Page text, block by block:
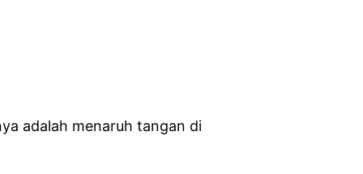
adalah menaruh tangan di